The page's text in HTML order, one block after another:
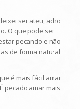
ser ateu, acho
O que pode ser
pecando e não
de forma natural
é mais fácil amar
pecado amar mais